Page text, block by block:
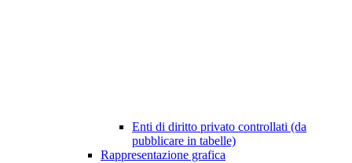
Enti di diritto privato controllati (da
pubblicare in tabelle)
Rappresentazione grafica